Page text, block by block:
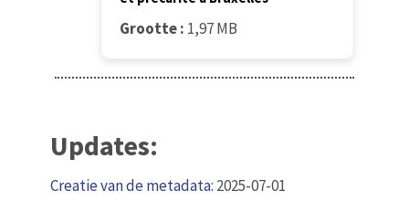
Grootte : 1,97 MB
Updates:
Creatie van de metadata: 2025-07-01